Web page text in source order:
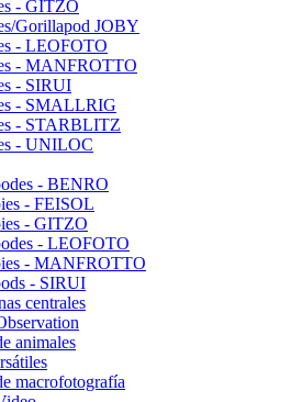
- GITZO
Gorillapod JOBY
- LEOFOTO
- MANFROTTO
- SIRUI
- SMALLRIG
- STARBLITZ
- UNILOC
- BENRO
- FEISOL
- GITZO
- LEOFOTO
- MANFROTTO
- SIRUI
centrales
animales
macrofotografía